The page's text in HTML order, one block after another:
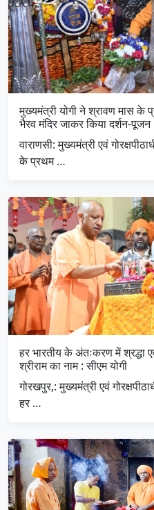
मुख्यमंत्री योगी ने श्रावण मास के
भैरव मंदिर जाकर किया दर्शन-पूजन
वाराणसी: मुख्यमंत्री एवं
के प्रथम …
हर भारतीय के अंतःकरण में श्रद्धा
श्रीराम का नाम : सीएम योगी
गोरखपुर,: मुख्यमंत्री एवं
हर …